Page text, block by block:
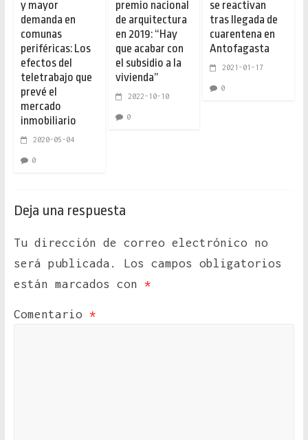
y mayor
demanda en
comunas
periféricas: Los
efectos del
teletrabajo que
prevé el
mercado
inmobiliario
2020-05-04
0
premio nacional
de arquitectura
en 2019: “Hay
que acabar con
el subsidio a la
vivienda”
2022-10-10
0
se reactivan
tras llegada de
cuarentena en
Antofagasta
2021-01-17
0
Deja una respuesta
Tu dirección de correo electrónico no
será publicada.
Los campos obligatorios
están marcados con *
Comentario *